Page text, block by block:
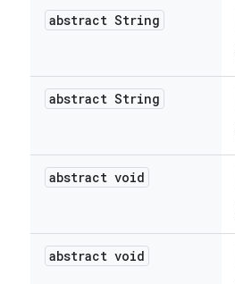
abstract String
abstract String
abstract void
abstract void